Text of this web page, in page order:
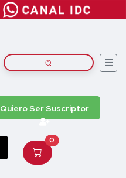
Quiero Ser Suscriptor
0